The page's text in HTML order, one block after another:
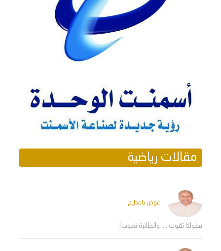
مقالات رياضية
عوض بافطيم
بطولة تفوت .... والطائرة تموت!.